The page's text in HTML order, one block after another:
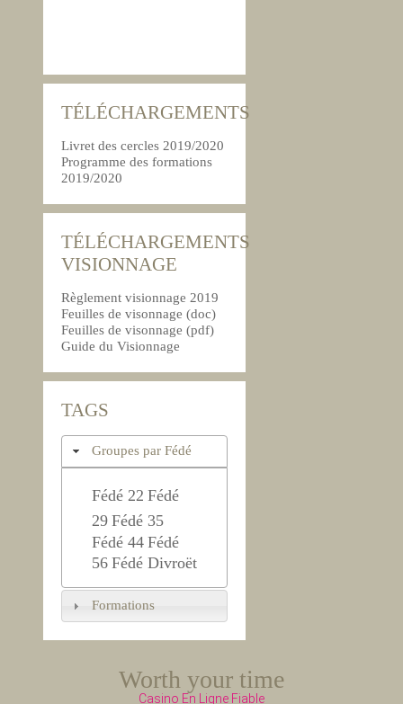
TÉLÉCHARGEMENTS
Livret des cercles 2019/2020
Programme des formations
2019/2020
TÉLÉCHARGEMENTS
VISIONNAGE
Règlement visionnage 2019
Feuilles de visonnage (doc)
Feuilles de visonnage (pdf)
Guide du Visionnage
TAGS
Groupes par Fédé
Fédé 22 Fédé
29 Fédé 35
Fédé 44 Fédé
56 Fédé Divroët
Formations
Worth your time
Casino En Ligne Fiable